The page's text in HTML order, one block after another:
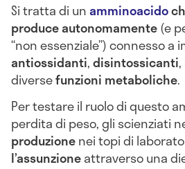
Si tratta di unamminoacido
produce autonomamente(e
“non essenziale”) connesso a
antiossidanti,disintossicanti,
diversefunzioni metaboliche.
Per testare il ruolo di questo
perdita di peso, gli scienziati
produzionenei topi di
l’assunzioneattraverso una